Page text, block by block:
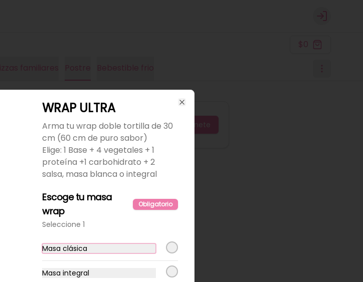
Login
$0
familiares Postre Bebestible frio
por productos y más
Únete
Bowl XL
Para armar y gozar tus sabores
favoritos. Elige: 1 Base + 4
vegetales + 1 proteína +1
WRAP ULTRA
Arma tu wrap doble tortilla de 30
cm (60 cm de puro sabor)
Elige: 1 Base + 4 vegetales + 1
proteína +1 carbohidrato + 2
salsa, masa blanca o integral
Escoge tu masa
wrap
Obligatorio
Seleccione 1
Masa clásica
Masa integral